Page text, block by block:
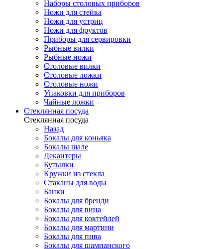
Наборы столовых приборов
Ножи для стейка
Ножи для устриц
Ножи для фруктов
Приборы для сервировки
Рыбные вилки
Рыбные ножи
Столовые вилки
Столовые ложки
Столовые ножи
Упаковки для приборов
Чайные ложки
Стеклянная посуда
Стеклянная посуда
Назад
Бокалы для коньяка
Бокалы шале
Декантеры
Бутылки
Кружки из стекла
Стаканы для воды
Банки
Бокалы для бренди
Бокалы для вина
Бокалы для коктейлей
Бокалы для мартини
Бокалы для пива
Бокалы для шампанского